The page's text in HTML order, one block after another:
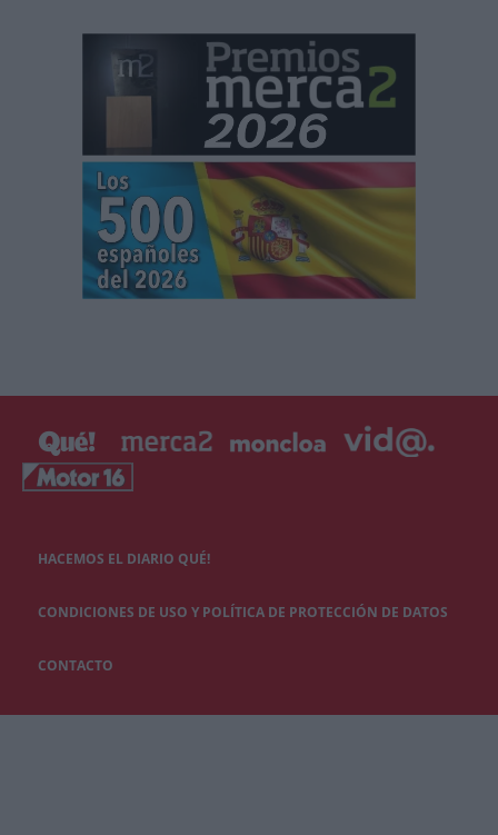
HACEMOS EL DIARIO QUÉ!
CONDICIONES DE USO Y POLÍTICA DE PROTECCIÓN DE DATOS
CONTACTO